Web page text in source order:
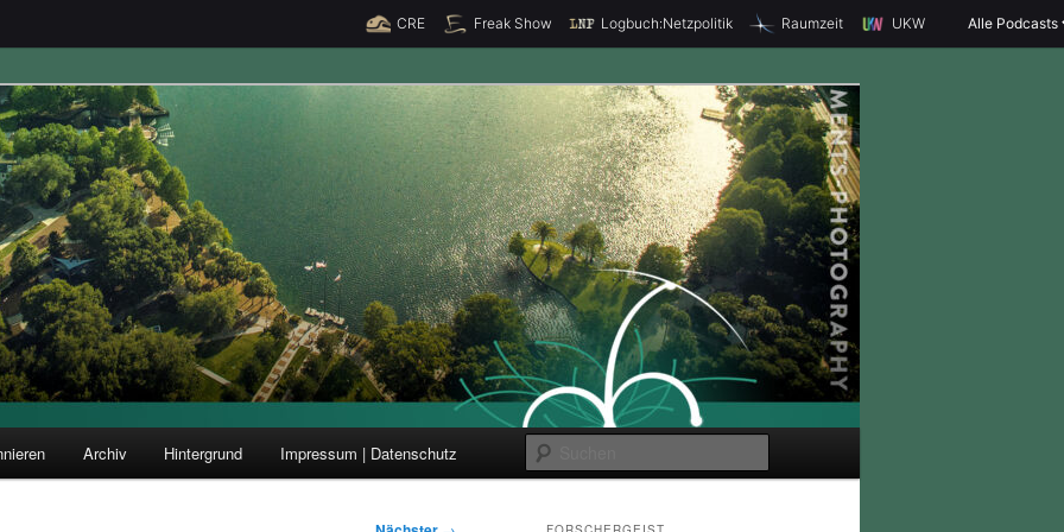
CRE Freak Show Logbuch:Netzpolitik Raumzeit UKW Alle Podcasts
und Forschung
u
Archiv Hintergrund Impressum | Datenschutz